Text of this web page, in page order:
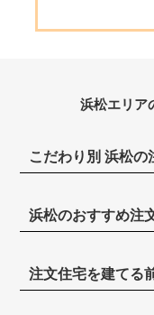
浜松エリア
こだわり別 浜松
浜松のおすすめ注
注文住宅を建てる